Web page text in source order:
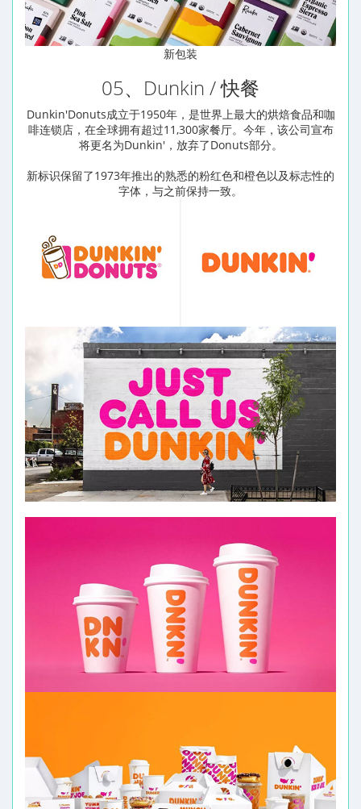
新包装
05、Dunkin / 快餐
Dunkin'Donuts成立于1950年，是世界上最大的烘焙食品和咖
啡连锁店，在全球拥有超过11,300家餐厅。今年，该公司宣布
将更名为Dunkin'，放弃了Donuts部分。
新标识保留了1973年推出的熟悉的粉红色和橙色以及标志性的
字体，与之前保持一致。